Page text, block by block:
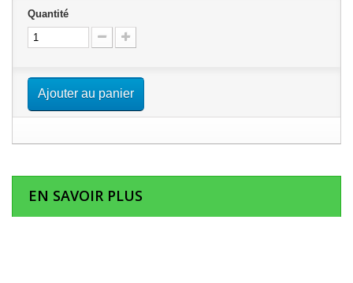
Quantité
Ajouter au panier
EN SAVOIR PLUS